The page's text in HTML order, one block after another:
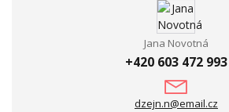
Jana Novotná
+420 603 472 993
dzejn.n@email.cz